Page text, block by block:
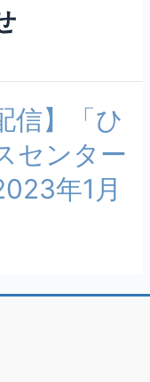
信】「ひ
センター
年1月